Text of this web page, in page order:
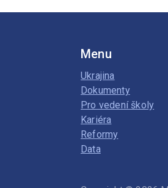
Menu
Ukrajina
Dokumenty
Pro vedení školy
Kariéra
Reformy
Data